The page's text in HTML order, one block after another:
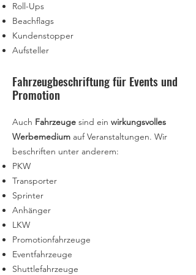
Roll-Ups
Beachflags
Kundenstopper
Aufsteller
Fahrzeugbeschriftung für Events und
Promotion
Auch Fahrzeuge sind ein wirkungsvolles
Werbemedium auf Veranstaltungen. Wir
beschriften unter anderem:
PKW
Transporter
Sprinter
Anhänger
LKW
Promotionfahrzeuge
Eventfahrzeuge
Shuttlefahrzeuge